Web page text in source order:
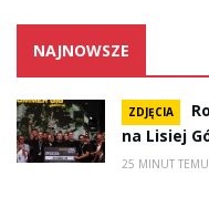
NAJNOWSZE
ZDJĘCIA
na Lisiej
25 MINUT TEMU